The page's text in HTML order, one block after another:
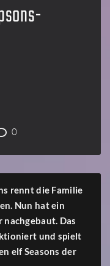
0
rennt die Familie
Nun hat ein
nachgebaut. Das
und spielt
elf Seasons der